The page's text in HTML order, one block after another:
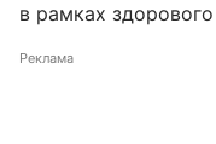
в рамках
Реклама